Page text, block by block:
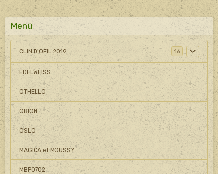
Menü
CLIN D'OEIL 2019 16
EDELWEISS
OTHELLO
ORION
OSLO
MAGICA et MOUSSY
MBP0702